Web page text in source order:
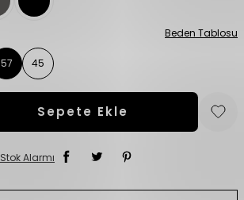
Beden Tablosu
57 45
Sepete Ekle
Stok Alarmı